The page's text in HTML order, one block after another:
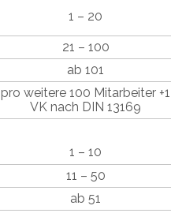
1 – 20
21 – 100
ab 101
pro weitere 100 Mitarbeiter +1
VK nach DIN 13169
1 – 10
11 – 50
ab 51